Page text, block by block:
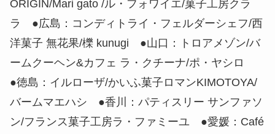
ORIGIN/Mari gato /ル・フォワイエ/菓子工房クラ
ラ ●広島：コンディトライ・フェルダーシェフ/西
洋菓子 無花果/櫟 kunugi ●山口：トロアメゾン/バ
ームクーヘン&カフェ ラ・クチーナ/ポ・ヤシロ
●徳島：イルローザ/かいふ菓子ロマンKIMOTOYA/
バームマエハシ ●香川：パティスリー サンファソ
ン/フランス菓子工房ラ・ファミーユ ●愛媛：Café